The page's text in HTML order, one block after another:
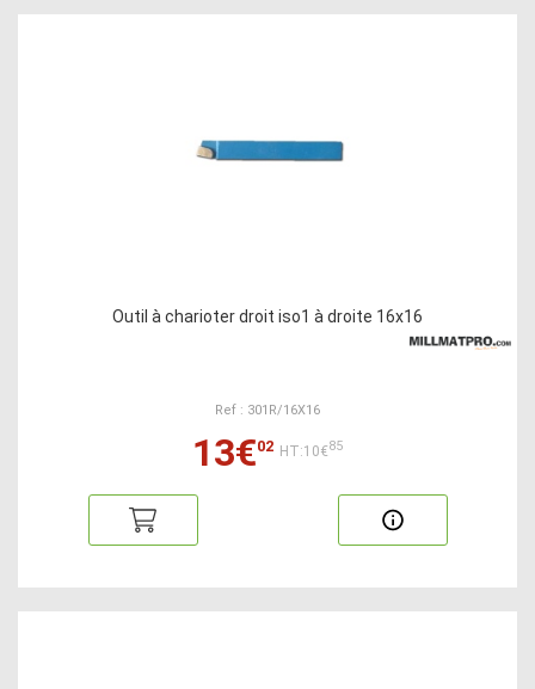
Outil à charioter droit iso1 à droite 16x16
Ref : 301R/16X16
13€02 HT:10€85